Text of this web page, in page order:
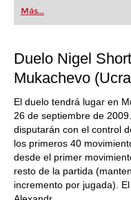
first steps into the world of
playing at a tournament
train more efficiently,
Más...
Duelo Nigel
Mukachevo
El duelo tendrá lugar en
26 de septiembre de 2009.
disputarán con el control
los primeros 40
desde el primer
resto de la partida
incremento por jugada).